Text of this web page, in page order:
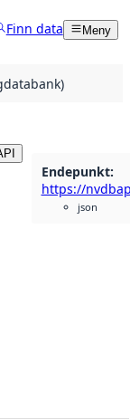
Finn data Meny
Endepunkt:
https://
json